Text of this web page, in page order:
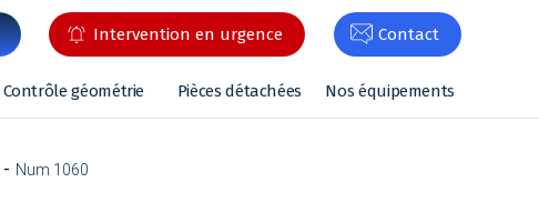
Intervention en urgence Contact
Contrôle géométrie Pièces détachées Nos équipements
Num 1060